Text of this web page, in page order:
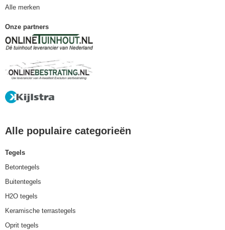
Alle merken
Onze partners
Alle populaire categorieën
Tegels
Betontegels
Buitentegels
H2O tegels
Keramische terrastegels
Oprit tegels